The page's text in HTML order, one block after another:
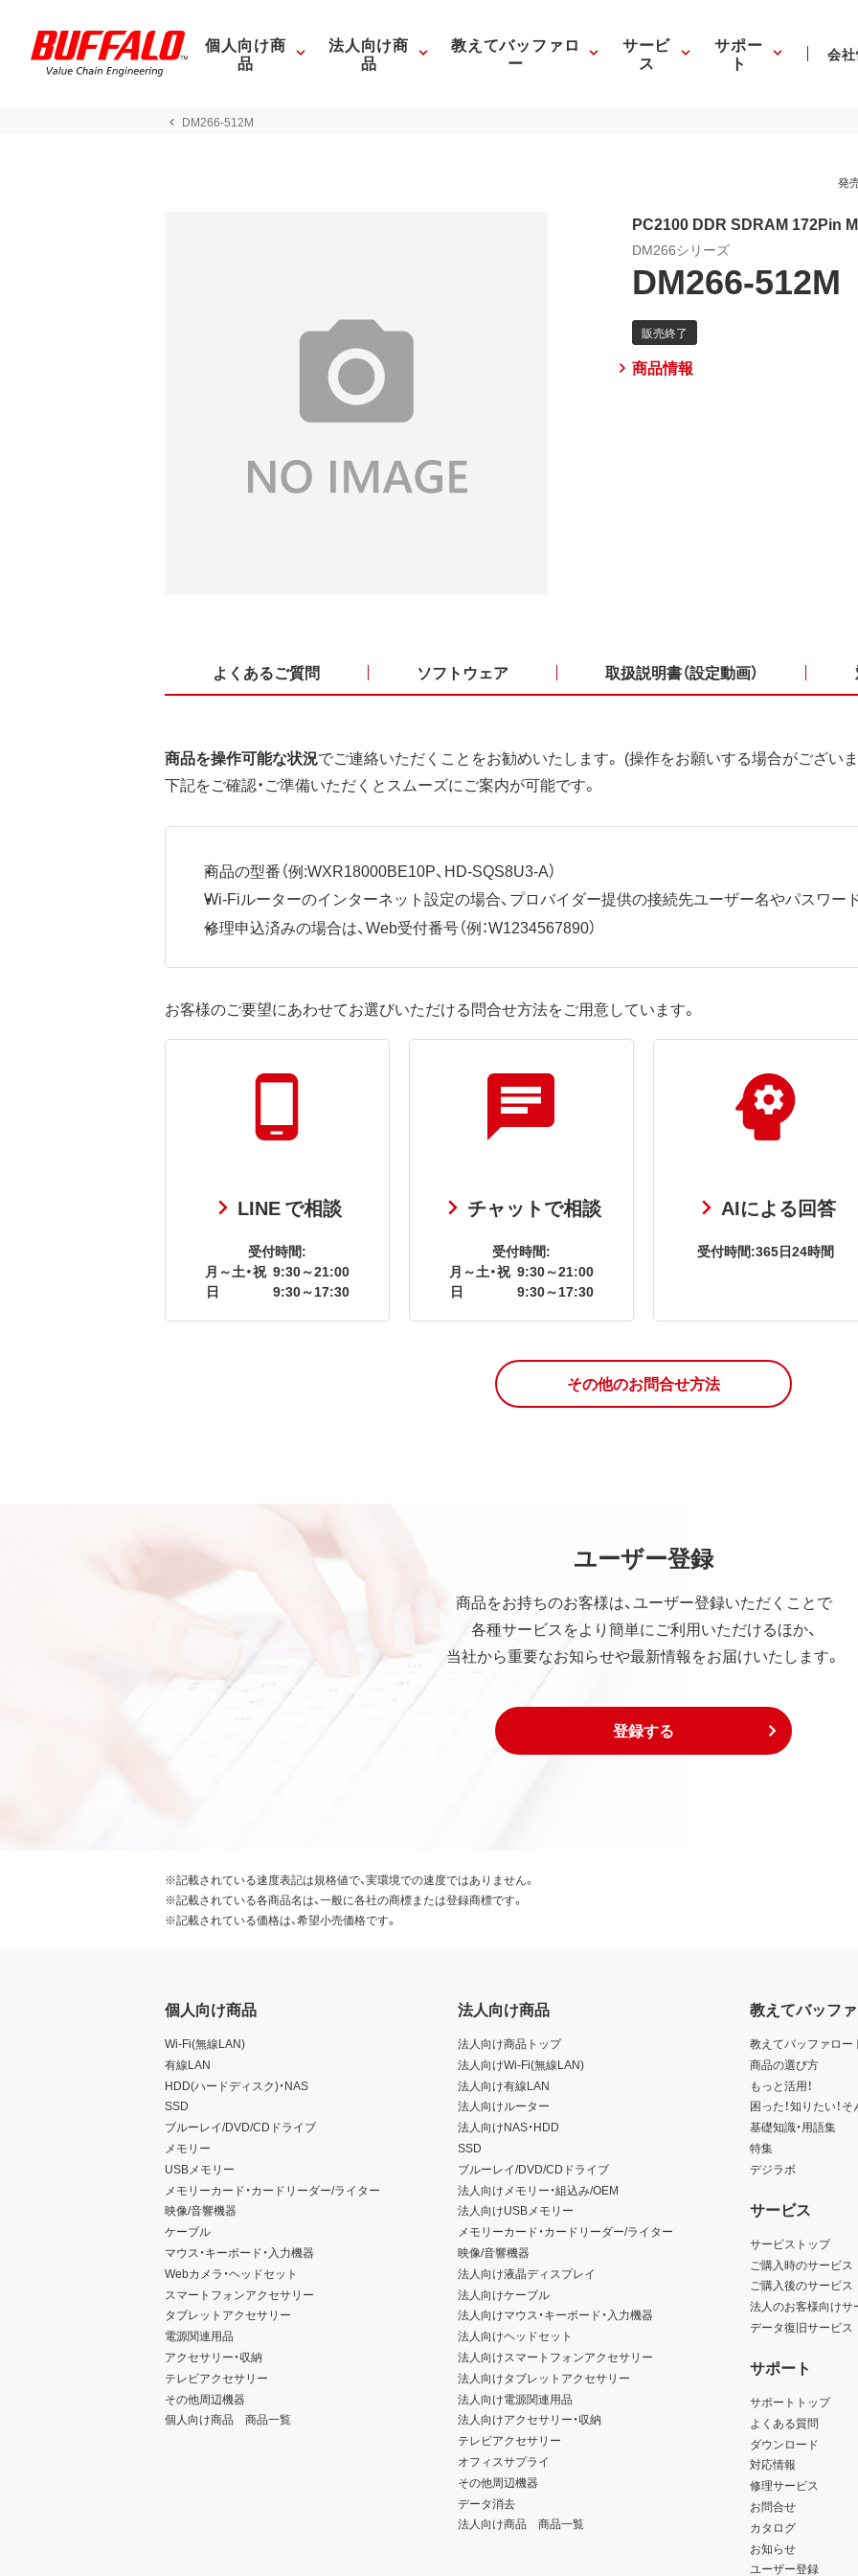
個人向け商
品
法人向け商
品
教えてバッファロ
ー
サービ
ス
サポー
ト 会
DM266-512M
発
PC2100 DDR SDRAM 172Pin
DM266シリーズ
DM266-512M
商品情報
よくあるご質問 ソフトウェア 取扱説明書（設定動画）
商品を操作可能な状況でご連絡いただくことをお勧めいたします。 (操作をお願いする場合がござい
下記をご確認・ご準備いただくとスムーズにご案内が可能です。
商品の型番（例:WXR18000BE10P、HD-SQS8U3-A）
Wi-Fiルーターのインターネット設定の場合、プロバイダー提供の接続先ユーザー名やパスワー
修理申込済みの場合は、Web受付番号（例：W1234567890）
お客様のご要望にあわせてお選びいただける問合せ方法をご用意しています。
LINE で相談
受付時間:
月～土・祝 9:30～21:00
日
9:30～17:30
チャットで相談
受付時間:
月～土・祝 9:30～21:00
日
9:30～17:30
AIによる回答
受付時間:365日24時間
その他のお問合せ方法
ユーザー登録
商品をお持ちのお客様は、ユーザー登録いただくことで
各種サービスをより簡単にご利用いただけるほか、
当社から重要なお知らせや最新情報をお届けいたします。
登録する
※記載されている速度表記は規格値で、実環境での速度ではありません。
※記載されている各商品名は、一般に各社の商標または登録商標です。
※記載されている価格は、希望小売価格です。
個人向け商品
Wi-Fi(無線LAN)
有線LAN
HDD(ハードディスク)・NAS
SSD
ブルーレイ/DVD/CDドライブ
メモリー
USBメモリー
メモリーカード・カードリーダー/ライター
映像/音響機器
ケーブル
マウス・キーボード・入力機器
Webカメラ・ヘッドセット
スマートフォンアクセサリー
タブレットアクセサリー
電源関連用品
アクセサリー・収納
テレビアクセサリー
その他周辺機器
個人向け商品 商品一覧
法人向け商品
法人向け商品トップ
法人向けWi-Fi(無線LAN)
法人向け有線LAN
法人向けルーター
法人向けNAS・HDD
SSD
ブルーレイ/DVD/CDドライブ
法人向けメモリー・組込み/OEM
法人向けUSBメモリー
メモリーカード・カードリーダー/ライター
映像/音響機器
法人向け液晶ディスプレイ
法人向けケーブル
法人向けマウス・キーボード・入力機器
法人向けヘッドセット
法人向けスマートフォンアクセサリー
法人向けタブレットアクセサリー
法人向け電源関連用品
法人向けアクセサリー・収納
テレビアクセサリー
オフィスサプライ
その他周辺機器
データ消去
法人向け商品 商品一覧
教えてバッフ
教えてバッファロー
商品の選び方
もっと活用！
困った！知りたい！
基礎知識・用語集
特集
デジラボ
サービス
サービストップ
ご購入時のサービス
ご購入後のサービス
法人のお客様向けサ
データ復旧サービス
サポート
サポートトップ
よくある質問
ダウンロード
対応情報
修理サービス
お問合せ
カタログ
お知らせ
ユーザー登録